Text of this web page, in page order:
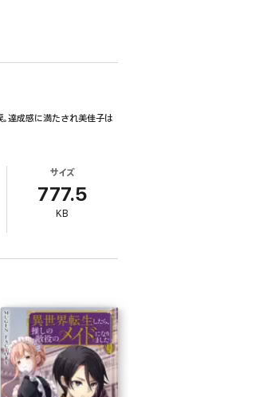
。達成感に満たされ美佳子は
サイズ
777.5
KB